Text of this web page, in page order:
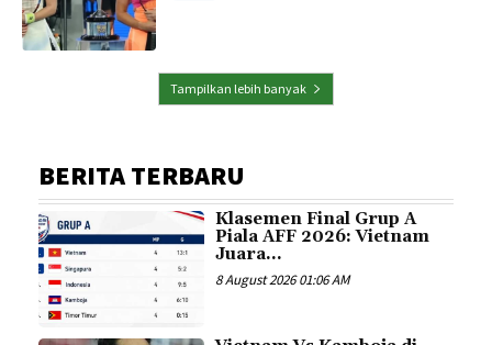
Tampilkan lebih banyak
BERITA TERBARU
Klasemen Final Grup A
Piala AFF 2026: Vietnam
Juara...
8 August 2026 01:06 AM